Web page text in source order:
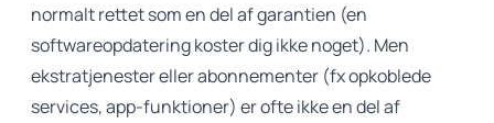
normalt rettet som en del af garantien (en
softwareopdatering koster dig ikke noget). Men
ekstratjenester eller abonnementer (fx opkoblede
services, app-funktioner) er ofte ikke en del af